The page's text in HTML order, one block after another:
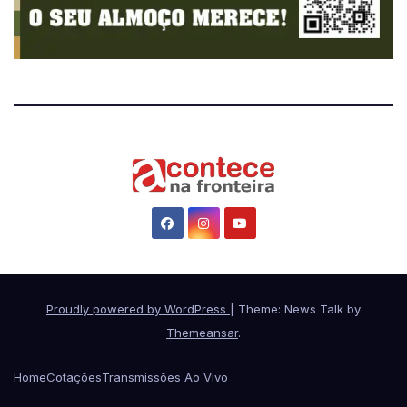
Proudly powered by WordPress
Theme: News Talk by
Themeansar.
HomeCotaçõesTransmissões Ao Vivo